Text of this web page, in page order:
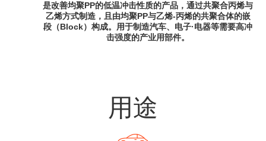
是改善均聚PP的低温冲击性质的产品，通过共聚合丙烯与
乙烯方式制造，且由均聚PP与乙烯-丙烯的共聚合体的嵌
段（Block）构成。用于制造汽车、电子·电器等需要高冲
击强度的产业用部件。
用途